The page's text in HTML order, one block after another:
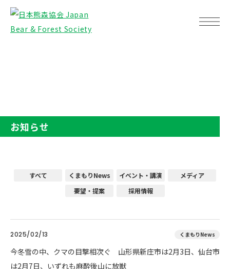
お知らせ
すべて くまもりNews イベント・講演
メディア
要望・提案
採用情報
2025/02/13 くまもりNews
今冬雪の中、クマの目撃相次ぐ 山形県新庄市は2月3日、仙台市
は2月7日、いずれも麻酔後山に放獣